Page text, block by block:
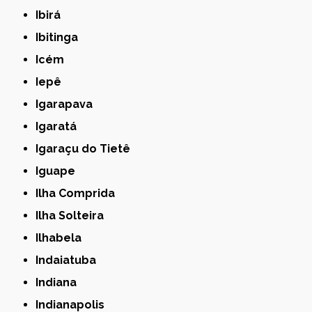
Ibirá
Ibitinga
Icém
Iepê
Igarapava
Igaratá
Igaraçu do Tietê
Iguape
Ilha Comprida
Ilha Solteira
Ilhabela
Indaiatuba
Indiana
Indianapolis